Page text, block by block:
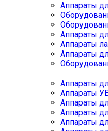
Аппараты
Аппараты
Аппараты
Аппараты
Аппараты
Аппараты
Аппараты
Аппараты
Аппараты